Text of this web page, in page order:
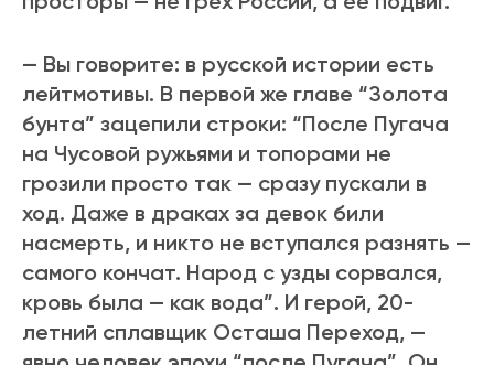
— Вы говорите: в русской истории есть
лейтмотивы. В первой же главе “Золота
бунта” зацепили строки: “После Пугача
на Чусовой ружьями и топорами не
грозили просто так — сразу пускали в
ход. Даже в драках за девок били
насмерть, и никто не вступался разнять —
самого кончат. Народ с узды сорвался,
кровь была — как вода”. И герой, 20-
летний сплавщик Осташа Переход, —